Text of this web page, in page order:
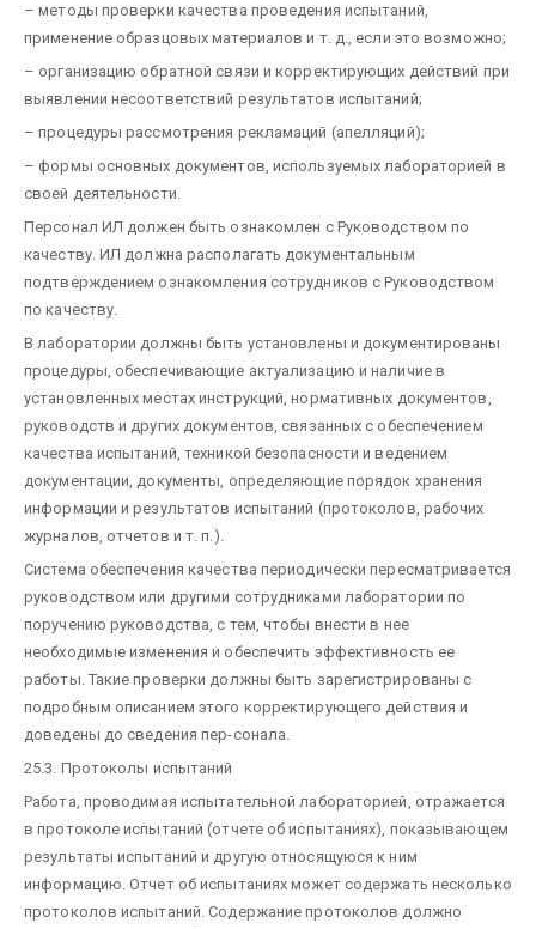
– методы проверки качества проведения испытаний,
применение образцовых материалов и т. д., если это возможно;
– организацию обратной связи и корректирующих действий при
выявлении несоответствий результатов испытаний;
– процедуры рассмотрения рекламаций (апелляций);
– формы основных документов, используемых лабораторией в
своей деятельности.
Персонал ИЛ должен быть ознакомлен с Руководством по
качеству. ИЛ должна располагать документальным
подтверждением ознакомления сотрудников с Руководством
по качеству.
В лаборатории должны быть установлены и документированы
процедуры, обеспечивающие актуализацию и наличие в
установленных местах инструкций, нормативных документов,
руководств и других документов, связанных с обеспечением
качества испытаний, техникой безопасности и ведением
документации, документы, определяющие порядок хранения
информации и результатов испытаний (протоколов, рабочих
журналов, отчетов и т. п.).
Система обеспечения качества периодически пересматривается
руководством или другими сотрудниками лаборатории по
поручению руководства, с тем, чтобы внести в нее
необходимые изменения и обеспечить эффективность ее
работы. Такие проверки должны быть зарегистрированы с
подробным описанием этого корректирующего действия и
доведены до сведения пер-сонала.
25.3. Протоколы испытаний
Работа, проводимая испытательной лабораторией, отражается
в протоколе испытаний (отчете об испытаниях), показывающем
результаты испытаний и другую относящуюся к ним
информацию. Отчет об испытаниях может содержать несколько
протоколов испытаний. Содержание протоколов должно